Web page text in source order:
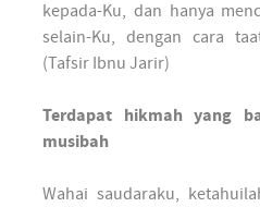
kepada-Ku, dan hanya
selain-Ku, dengan cara
(Tafsir Ibnu Jarir)
Terdapat hikmah yang
musibah
Wahai saudaraku,